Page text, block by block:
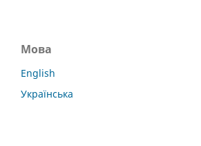
Мова
English
Українська